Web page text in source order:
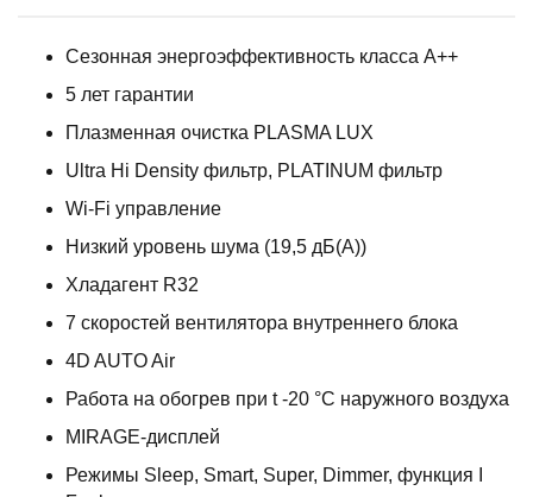
Сезонная энергоэффективность класса А++
5 лет гарантии
Плазменная очистка PLASMA LUX
Ultra Hi Density фильтр, PLATINUM фильтр
Wi-Fi управление
Низкий уровень шума (19,5 дБ(А))
Хладагент R32
7 скоростей вентилятора внутреннего блока
4D AUTO Air
Работа на обогрев при t -20 °С наружного воздуха
MIRAGE-дисплей
Режимы Sleep, Smart, Super, Dimmer, функция I